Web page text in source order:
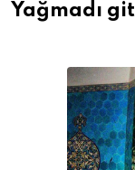
Yağmadı